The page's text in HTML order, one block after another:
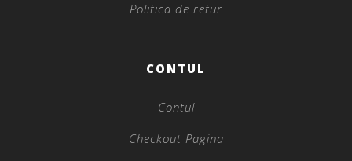
Politica de retur
CONTUL
Contul
Checkout Pagina